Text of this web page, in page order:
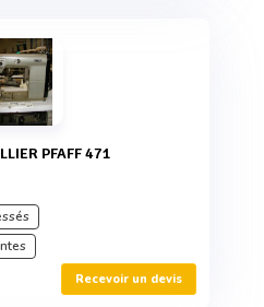
PFAFF 471
Recevoir un devis